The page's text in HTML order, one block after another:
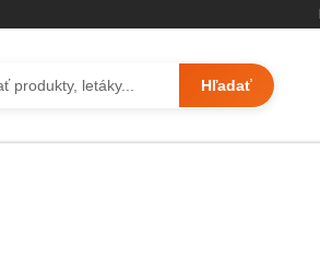
Hľadať